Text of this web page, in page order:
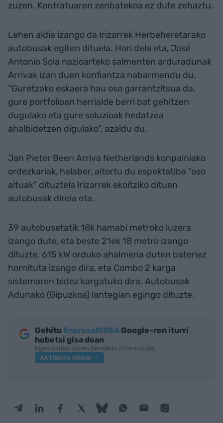
zuzen. Kontratuaren zenbatekoa ez dute zehaztu.
Lehen aldia izango da Irizarrek Herbeheretarako
autobusak egiten dituela. Hori dela eta, José
Antonio Sola nazioarteko salmenten arduradunak
Arrivak izan duen konfiantza nabarmendu du.
“Guretzako eskaera hau oso garrantzitsua da,
gure portfolioan herrialde berri bat gehitzen
dugulako eta gure soluzioak hedatzea
ahalbidetzen digulako”, azaldu du.
Jan Pieter Been Arriva Netherlands konpainiako
ordezkariak, halaber, aitortu du espektatiba “oso
altuak” dituztela Irizarrek ekoitziko dituen
autobusak direla eta.
39 autobusetatik 18k hamabi metroko luzera
izango dute, eta beste 21ek 18 metro izango
dituzte. 615 kW orduko ahalmena duten bateriez
hornituta izango dira, eta Combo 2 karga
sistemaren bidez kargatuko dira. Autobusak
Adunako (Gipuzkoa) lantegian egingo dituzte.
Gehitu EnpresaBIDEA Google-ren iturri
hobetsi gisa doan
Egon zaitez azken berriekin informatuta
AKTIBATU ORAIN